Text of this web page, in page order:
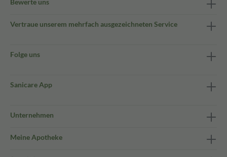
Bewerte uns
Vertraue unserem mehrfach ausgezeichneten Service
Folge uns
Sanicare App
Unternehmen
Meine Apotheke